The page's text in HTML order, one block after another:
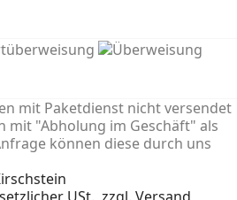
mit Paketdienst nicht versendet
mit "Abholung im Geschäft" als
können diese durch uns